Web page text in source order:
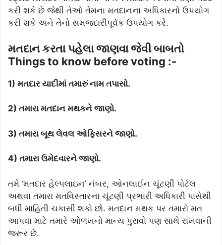
કરી શકે છે જેથી તેઓ તેમના મતદાનના અધિકારનો ઉપયોગ
કરી શકે અને તેનો સમજદારીપૂર્વક ઉપયોગ કરે.
મતદાન કરતા પહેલા જાણવા જેવી બાબતો
Things to know before voting :-
1) મતદાર યાદીમાં તમારું નામ તપાસો.
2) તમારા મતદાન મથકને જાણો.
3) તમારા બૂથ લેવલ ઓફિસરને જાણો.
4) તમારા ઉમેદવારને જાણો.
તમે ‘મતદાર હેલ્પલાઇન’ નંબર, ઓનલાઈન ચૂંટણી પોર્ટલ
અથવા તમારા મતવિસ્તારના ચૂંટણી પ્રભારી અધિકારી પાસેથી
બધી માહિતી ચકાસી શકો છો. મતદાન મથક પર તમારો મત
આપવા માટે તમારે ઓળખનો માન્ય પુરાવો પણ સાથે રાખવાની
જરૂર છે.